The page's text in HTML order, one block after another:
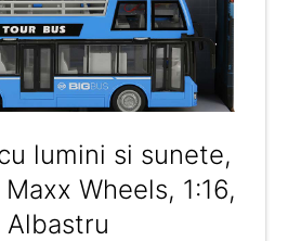
lumini si sunete,
Wheels, 1:16,
Albastru